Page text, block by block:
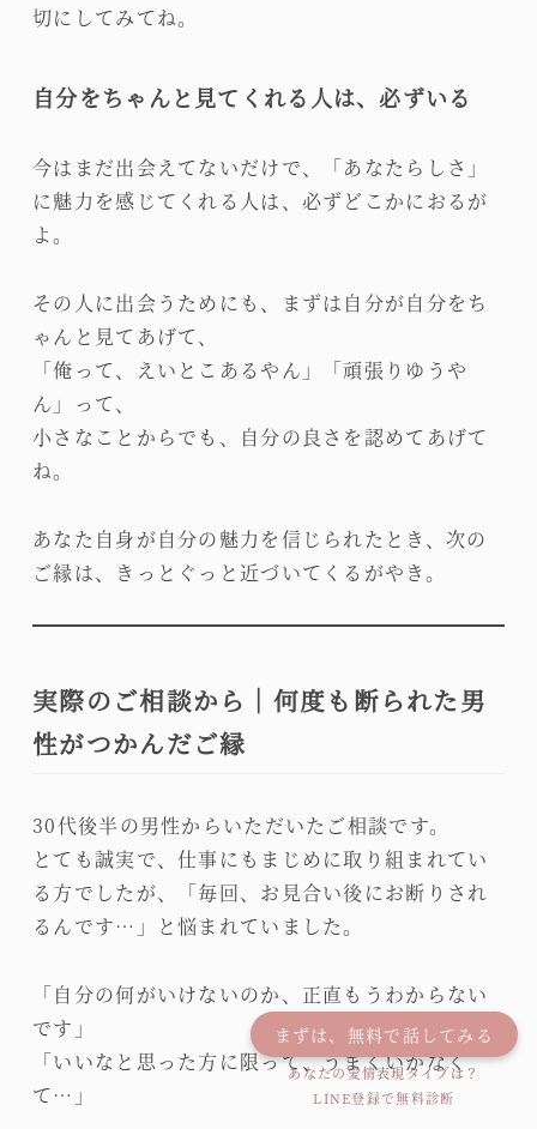
切にしてみてね。
自分をちゃんと見てくれる人は、必ずいる
今はまだ出会えてないだけで、「あなたらしさ」
に魅力を感じてくれる人は、必ずどこかにおるが
よ。
その人に出会うためにも、まずは自分が自分をち
ゃんと見てあげて、
「俺って、えいとこあるやん」「頑張りゆうや
ん」って、
小さなことからでも、自分の良さを認めてあげて
ね。
あなた自身が自分の魅力を信じられたとき、次の
ご縁は、きっとぐっと近づいてくるがやき。
実際のご相談から｜何度も断られた男
性がつかんだご縁
30代後半の男性からいただいたご相談です。
とても誠実で、仕事にもまじめに取り組まれてい
る方でしたが、「毎回、お見合い後にお断りされ
るんです…」と悩まれていました。
「自分の何がいけないのか、正直もうわからない
です」
「いいなと思った方に限って、うまくいかなく
て…」
まずは、無料で話してみる
あなたの愛情表現タイプは？
LINE登録で無料診断